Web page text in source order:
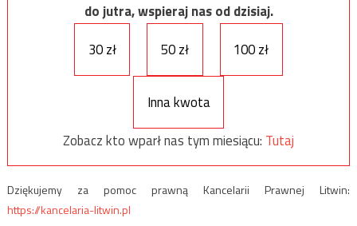
do jutra, wspieraj nas od dzisiaj.
30 zł
50 zł 100 zł
Inna kwota
Zobacz kto wparł nas tym miesiącu: Tutaj
Dziękujemy za pomoc prawną Kancelarii Prawnej Litwin:
https://kancelaria-litwin.pl